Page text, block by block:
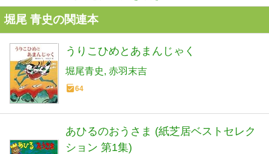
堀尾 青史の関連本
うりこひめとあまんじゃく
堀尾青史 赤羽末吉
64
あひるのおうさま (紙芝居ベストセレク
ション 第1集)